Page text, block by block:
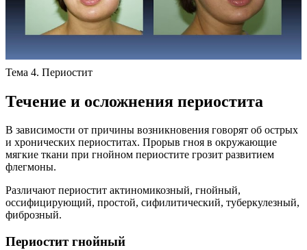
Тема 4. Периостит
Течение и осложнения периостита
В зависимости от причины возникновения говорят об острых
и хронических периоститах. Прорыв гноя в окружающие
мягкие ткани при гнойном периостите грозит развитием
флегмоны.
Различают периостит актиномикозный, гнойный,
оссифицирующий, простой, сифилитический, туберкулезный,
фиброзный.
Периостит гнойный